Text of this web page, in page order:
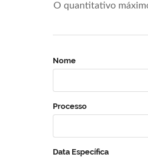
O quantitativo
Nome
Processo
Data Específica